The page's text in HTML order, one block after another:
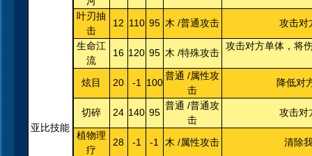
亚比技能
叶刃抽
击
12 110 95 木 /普通攻击 攻击对
生命江
流
16 120 95 木 /特殊攻击
攻击对方单体，将
炫目 20 -1 100
普通 /属性攻
击
降低对
切碎 24 140 95
普通 /普通攻
击
攻击对
植物理
疗
28 -1 -1 木 /属性攻击 清除